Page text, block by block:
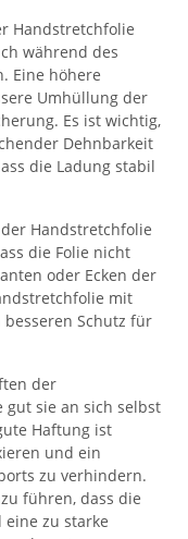
Handstretchfolie
während des
Eine höhere
Umhüllung der
Es ist wichtig,
Dehnbarkeit
die Ladung stabil
Handstretchfolie
die Folie nicht
oder Ecken der
mit
Schutz für
der
gut sie an sich selbst
Haftung ist
und ein
zu verhindern.
führen, dass die
zu starke